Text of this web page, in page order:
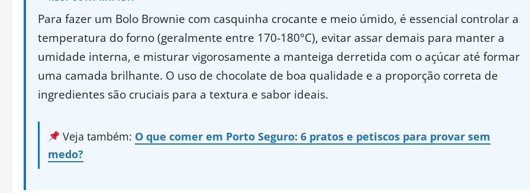
Para fazer um Bolo Brownie com casquinha crocante e meio úmido, é essencial controlar a
temperatura do forno (geralmente entre 170-180°C), evitar assar demais para manter a
umidade interna, e misturar vigorosamente a manteiga derretida com o açúcar até formar
uma camada brilhante. O uso de chocolate de boa qualidade e a proporção correta de
ingredientes são cruciais para a textura e sabor ideais.
Veja também: O que comer em Porto Seguro: 6 pratos e petiscos para provar sem
medo?